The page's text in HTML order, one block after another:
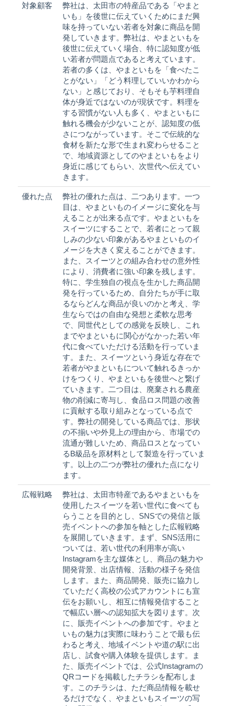
対象顧客
弊社は、太田市の特産品である「やまと
いも」を後世に伝えていくためにまだ興
味を持っていない若者を対象に商品を開
発していきます。弊社は、やまといもを
後世に伝えていく場合、特に認知度が低
い若者が問題点であると考えています。
若者の多くは、やまといもを「食べたこ
とがない」「どう料理していいかわから
ない」と感じており、そもそも芋料理自
体が身近ではないのが現状です。料理を
する習慣がない人も多く、やまといもに
触れる機会が少ないことが、認知度の低
さにつながっています。そこで伝統的な
食材を新たな形で生まれ変わらせること
で、地域資源としてのやまといもをより
身近に感じてもらい、次世代へ伝えてい
きます。
優れた点
弊社の優れた点は、二つあります。一つ
目は、やまといものイメージに変化を与
えることが出来る点です。やまといもを
スイーツにすることで、若者にとって親
しみの少ない印象があるやまといものイ
メージを大きく変えることができます。
また、スイーツとの組み合わせの意外性
により、消費者に強い印象を残します。
特に、学生独自の視点を生かした商品開
発を行っているため、自分たちが手に取
るならどんな商品が良いのかと考え、学
生ならではの自由な発想と柔軟な思考
で、同世代としての感覚を反映し、これ
までやまといもに関心がなかった若い年
代に食べていただける活動を行っていま
す。また、スイーツという身近な存在で
若者がやまといもについて触れるきっか
けをつくり、やまといもを後世へと繋げ
ていきます。二つ目は、廃棄される農産
物の削減に寄与し、食品ロス問題の改善
に貢献する取り組みとなっている点で
す。弊社の開発している商品では、形状
の不揃いや外見上の理由から、市場での
流通が難しいため、商品ロスとなってい
るB級品を原材料として製造を行っていま
す。以上の二つが弊社の優れた点になり
ます。
広報戦略
弊社は、太田市特産であるやまといもを
使用したスイーツを若い世代に食べても
らうことを目的とし、SNSでの発信と販
売イベントへの参加を軸とした広報戦略
を展開していきます。まず、SNS活用に
ついては、若い世代の利用率が高い
Instagramを主な媒体とし、商品の魅力や
開発背景、出店情報、活動の様子を発信
します。また、商品開発、販売に協力し
ていただく高校の公式アカウントにも宣
伝をお願いし、相互に情報発信すること
で幅広い層への認知拡大を図ります。次
に、販売イベントへの参加です。やまと
いもの魅力は実際に味わうことで最も伝
わると考え、地域イベントや道の駅に出
店し、試食や購入体験を提供します。ま
た、販売イベントでは、公式Instagramの
QRコードを掲載したチラシを配布しま
す。このチラシは、ただ商品情報を載せ
るだけでなく、やまといもスイーツの写